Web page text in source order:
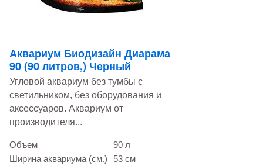
Аквариум Биодизайн Диарама
90 (90 литров,) Черный
Угловой аквариум без тумбы с
светильником, без оборудования и
аксессуаров. Аквариум от
производителя...
Объем
90 л
Ширина аквариума (см.)
53 см